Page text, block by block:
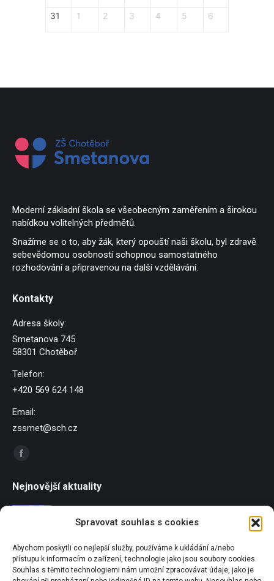
Spravovat souhlas s cookies
Abychom poskytli co nejlepší služby, používáme k ukládání a/nebo
přístupu k informacím o zařízení, technologie jako jsou soubory cookies.
Souhlas s těmito technologiemi nám umožní zpracovávat údaje, jako je
31 1 2 3 4 5 6
Moderní základní škola se všeobecným zaměřením a širokou
nabídkou volitelných předmětů.
Snažíme se o to, aby žák, který opouští naši školu, byl zdravě
sebevědomou osobností schopnou samostatného
rozhodování a připravenou na další vzdělávání.
Kontakty
Adresa školy:
Smetanova 745
58301 Chotěboř
Telefon:
+420 569 624 148
Email:
zssmet@sch.cz
Find us on:
opens
in
Nejnovější aktuality
21/06/2026
Sportování u Pilské nádrže
18/06/2026